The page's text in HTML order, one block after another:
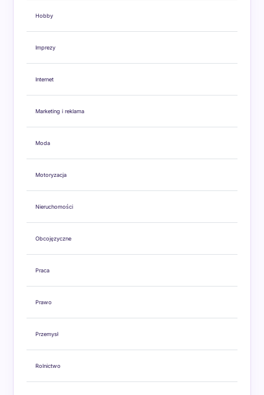
Hobby
Imprezy
Internet
Marketing i reklama
Moda
Motoryzacja
Nieruchomości
Obcojęzyczne
Praca
Prawo
Przemysł
Rolnictwo